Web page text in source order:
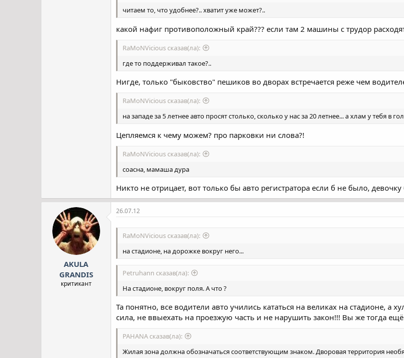
читаем то, что удобнее?.. хватит уже может?..
какой нафиг противоположный край??? если там 2 машины с трудор
RaMoNVicious сказав(ла):
где то поддерживал такое?..
Нигде, только "быковство" пешиков во дворах встречается реже чем
RaMoNVicious сказав(ла):
на западе за 5 летнее авто просят столько, сколько у нас за 20 летнее... а хлам у тебя в
Цепляемся к чему можем? про парковки ни слова?!
RaMoNVicious сказав(ла):
соасна, мамаша дура
Никто не отрицает, вот только бы авто регистратора если б не было,
AKULA
GRANDIS
критикант
26.07.12
RaMoNVicious сказав(ла):
на стадионе, на дорожке вокруг него...
Petruhann сказав(ла):
На стадионе, вокруг поля. А что ?
Та понятно, все водители авто учились кататься на великах на стадионе, а
сила, не ввыехать на проезжую часть и не нарушить закон!!! Вы же тогда
PAHANA сказав(ла):
Жилая зона должна обозначаться соответствующим знаком. Дворовая территория